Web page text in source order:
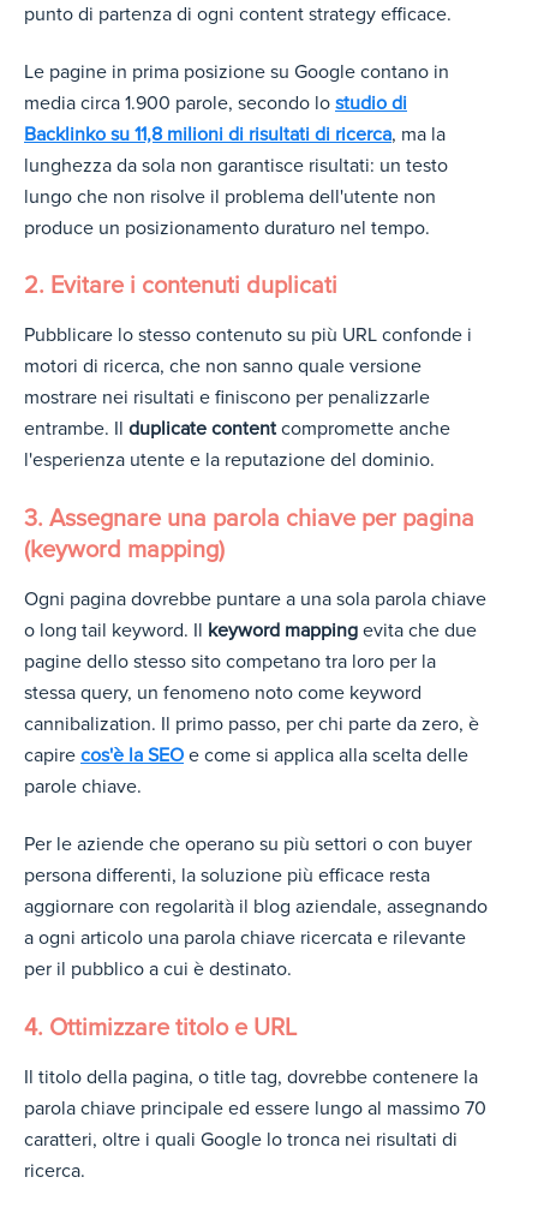
punto di partenza di ogni content strategy efficace.
Le pagine in prima posizione su Google contano in
media circa 1.900 parole, secondo lo studio di
Backlinko su 11,8 milioni di risultati di ricerca, ma la
lunghezza da sola non garantisce risultati: un testo
lungo che non risolve il problema dell'utente non
produce un posizionamento duraturo nel tempo.
2. Evitare i contenuti duplicati
Pubblicare lo stesso contenuto su più URL confonde i
motori di ricerca, che non sanno quale versione
mostrare nei risultati e finiscono per penalizzarle
entrambe. Il duplicate contentcompromette anche
l'esperienza utente e la reputazione del dominio.
3. Assegnare una parola chiave per pagina
(keyword mapping)
Ogni pagina dovrebbe puntare a una sola parola chiave
o long tail keyword. Il keyword mapping evita che due
pagine dello stesso sito competano tra loro per la
stessa query, un fenomeno noto come keyword
cannibalization. Il primo passo, per chi parte da zero, è
capire cos'è la SEO e come si applica alla scelta delle
parole chiave.
Per le aziende che operano su più settori o con buyer
persona differenti, la soluzione più efficace resta
aggiornare con regolarità il blog aziendale, assegnando
a ogni articolo una parola chiave ricercata e rilevante
per il pubblico a cui è destinato.
4. Ottimizzare titolo e URL
Il titolo della pagina, o title tag, dovrebbe contenere la
parola chiave principale ed essere lungo al massimo 70
caratteri, oltre i quali Google lo tronca nei risultati di
ricerca.